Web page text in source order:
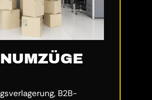
B2B-